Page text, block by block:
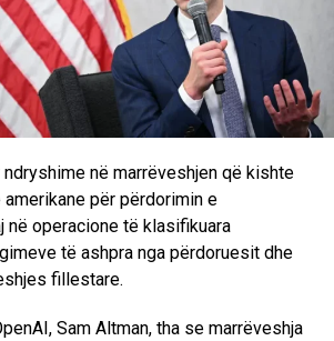
në marrëveshjen që kishte
amerikane për përdorimin e
operacione të klasifikuara
të ashpra nga përdoruesit dhe
fillestare.
Sam Altman, tha se marrëveshja